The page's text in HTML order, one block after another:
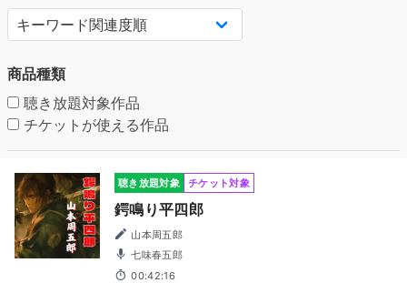
商品種類
聴き放題対象作品
チケットが使える作品
聴き放題対象 チケット対象
鍔鳴り平四郎
山本周五郎
七味春五郎
00:42:16